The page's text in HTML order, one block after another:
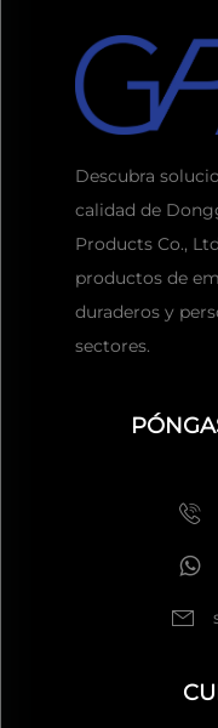
Descubra
calidad de
Products Co.,
productos de
duraderos y
sectores.